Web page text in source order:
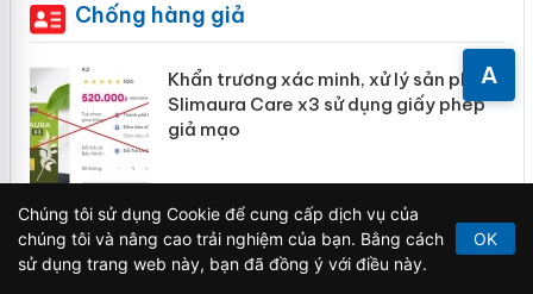
A
Chống hàng giả
Khẩn trương xác minh, xử lý sản phẩm
Slimaura Care x3 sử dụng giấy phép
giả mạo
Lào Cai xử lý 83 vụ vi phạm thương
mại trong tháng 7
Chúng tôi sử dụng Cookie để cung cấp dịch vụ của
chúng tôi và nâng cao trải nghiệm của bạn. Bằng cách
sử dụng trang web này, bạn đã đồng ý với điều này.
OK